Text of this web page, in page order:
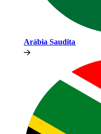
Arábia Saudita​​